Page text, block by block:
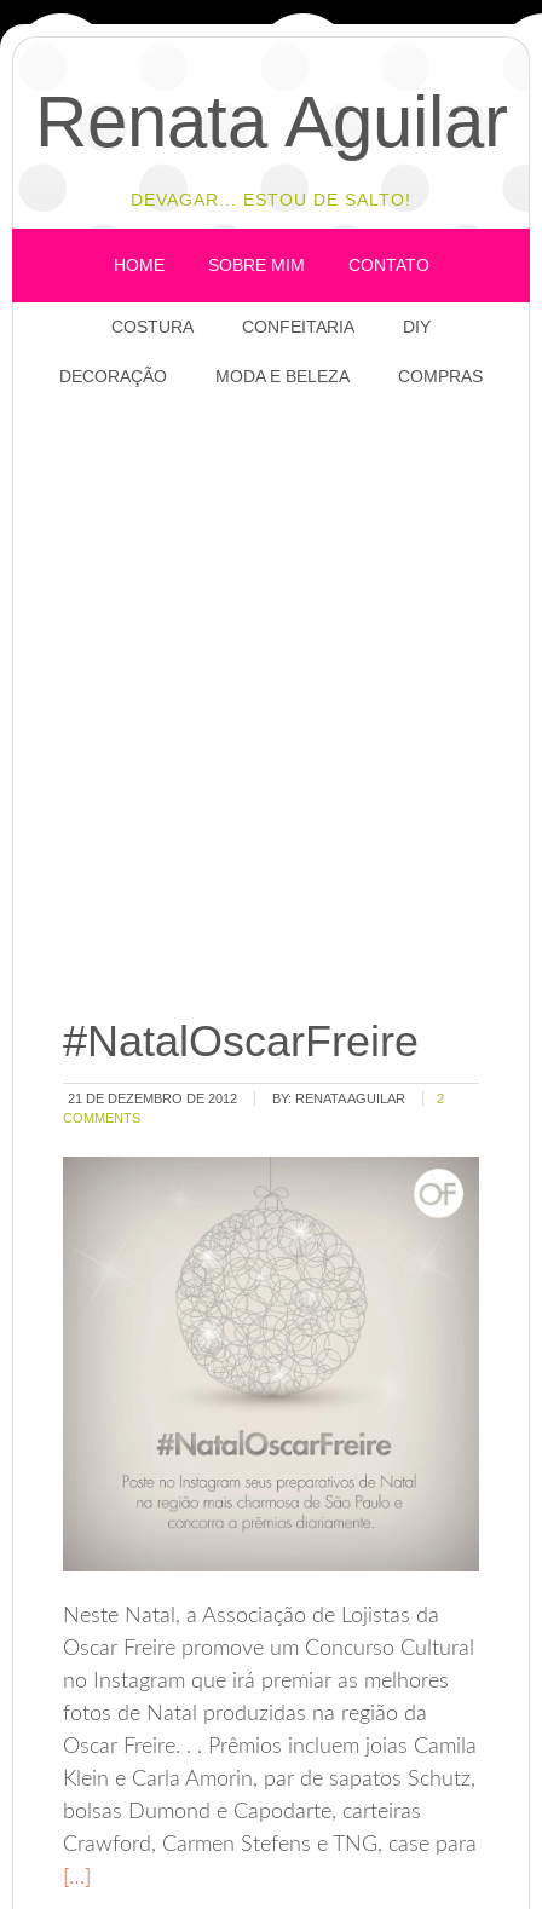
Renata Aguilar
DEVAGAR... ESTOU DE SALTO!
HOME SOBRE MIM CONTATO
COSTURA CONFEITARIA DIY
DECORAÇÃO MODA E BELEZA COMPRAS
#NatalOscarFreire
21 DE DEZEMBRO DE 2012 BY: RENATA AGUILAR
2
COMMENTS
Neste Natal, a Associação de Lojistas da
Oscar Freire promove um Concurso Cultural
no Instagram que irá premiar as melhores
fotos de Natal produzidas na região da
Oscar Freire. . . Prêmios incluem joias Camila
Klein e Carla Amorin, par de sapatos Schutz,
bolsas Dumond e Capodarte, carteiras
Crawford, Carmen Stefens e TNG, case para
[…]